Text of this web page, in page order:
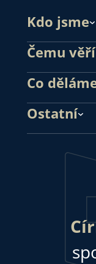
Kdo jsme
Čemu
Co
Ostatní